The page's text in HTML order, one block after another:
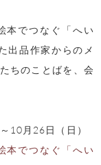
本でつなぐ「へい
出品作家からのメ
ちのことばを、会
10月26日（日）
本でつなぐ「へい